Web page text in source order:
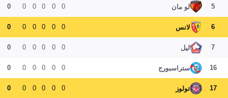
5 لو مان 0
0
0
0
0
0
6 لانس 0
0
0
0
0
0
7 ليل 0
0
0
0
0
0
16 ستراسبورج 0
0
0
0
0
0
17 تولوز 0
0
0
0
0
0